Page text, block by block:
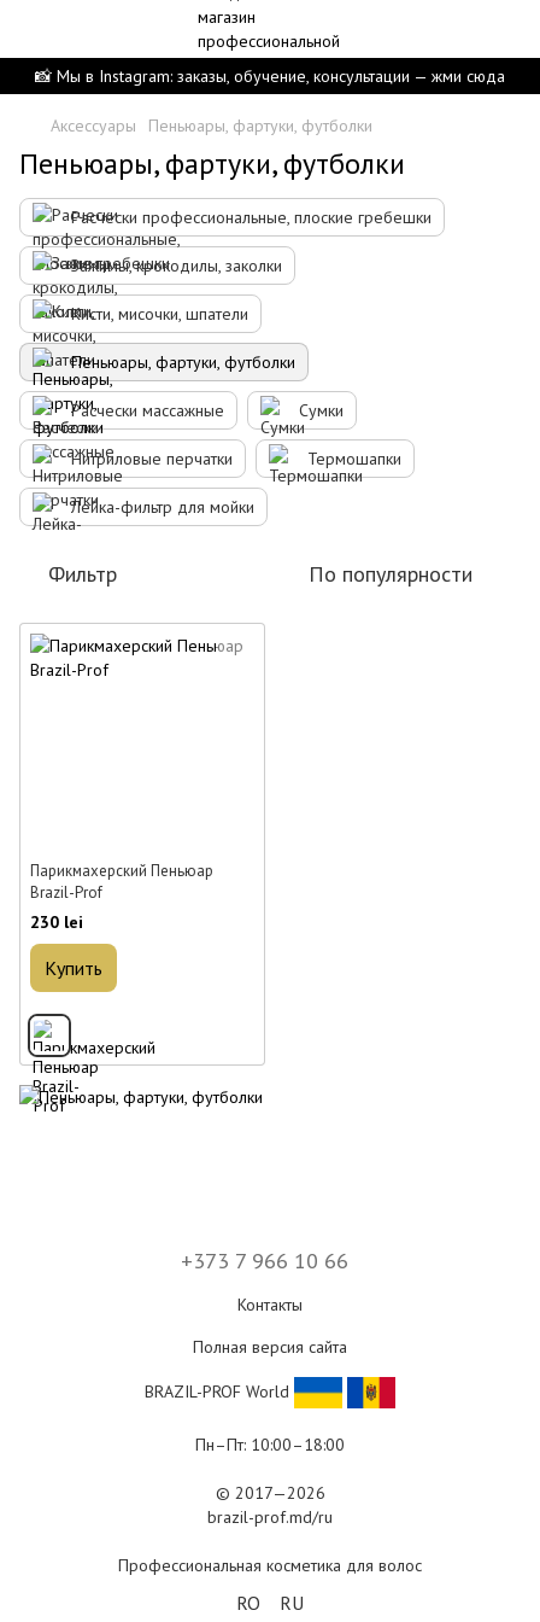
📸 Мы в Instagram: заказы, обучение, консультации — жми сюда
Аксессуары Пеньюары, фартуки, футболки
Пеньюары, фартуки, футболки
Расчески профессиональные, плоские гребешки
Зажимы, крокодилы, заколки
Кисти, мисочки, шпатели
Пеньюары, фартуки, футболки
Расчески массажные Сумки
Нитриловые перчатки Термошапки
Лейка-фильтр для мойки
Фильтр По популярности
Парикмахерский Пеньюар
Brazil-Prof
230 lei
Купить
+373 7 966 10 66
Контакты
Полная версия сайта
BRAZIL-PROF World
Пн–Пт: 10:00–18:00
© 2017—2026
brazil-prof.md/ru
Профессиональная косметика для волос
RO RU